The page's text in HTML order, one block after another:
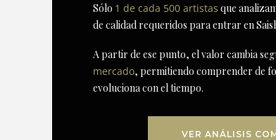
Sólo 1 de cada 500 artistas que
de calidad requeridos para entrar en
A partir de ese punto, el valor cambia
mercado, permitiendo comprender de
evoluciona con el tiempo.
VER ANÁLISIS